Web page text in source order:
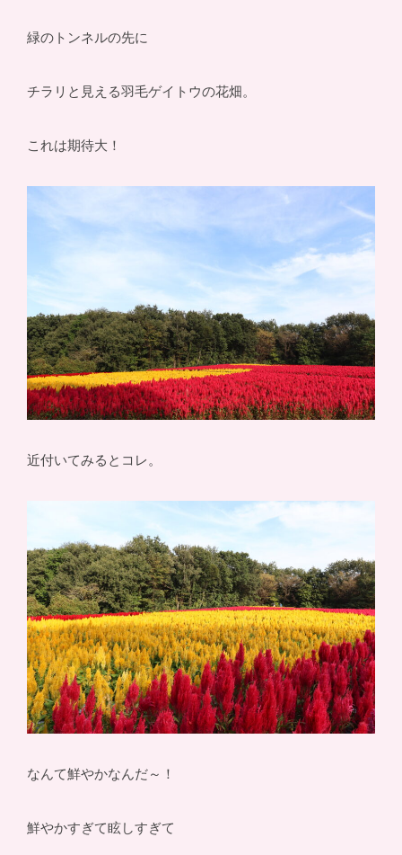
緑のトンネルの先に
チラリと見える羽毛ゲイトウの花畑。
これは期待大！
近付いてみるとコレ。
なんて鮮やかなんだ～！
鮮やかすぎて眩しすぎて